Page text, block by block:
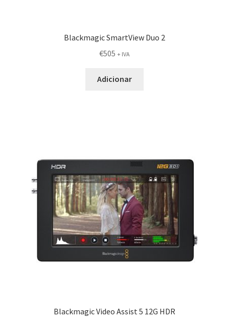
Blackmagic SmartView Duo 2
€505 + IVA
Adicionar
Blackmagic Video Assist 5 12G HDR